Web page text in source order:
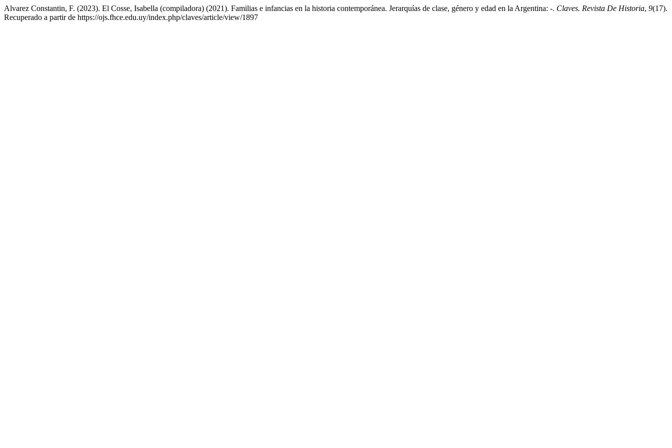
Alvarez Constantin, F. (2023). El Cosse, Isabella (compiladora) (2021). Familias e infancias en la historia contemporánea. Jerarquías de clase, género y edad en la Argentina: -. Claves. Revista De Historia, 9(17).
Recuperado a partir de https://ojs.fhce.edu.uy/index.php/claves/article/view/1897